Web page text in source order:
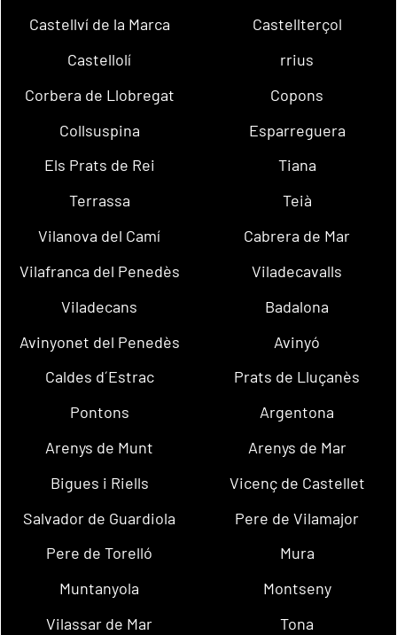
Castellví de la Marca
Castellterçol
Castellolí
rrius
Corbera de Llobregat
Copons
Collsuspina
Esparreguera
Els Prats de Rei
Tiana
Terrassa
Teià
Vilanova del Camí
Cabrera de Mar
Vilafranca del Penedès
Viladecavalls
Viladecans
Badalona
Avinyonet del Penedès
Avinyó
Caldes d´Estrac
Prats de Lluçanès
Pontons
Argentona
Arenys de Munt
Arenys de Mar
Bigues i Riells
Vicenç de Castellet
Salvador de Guardiola
Pere de Vilamajor
Pere de Torelló
Mura
Muntanyola
Montseny
Vilassar de Mar
Tona